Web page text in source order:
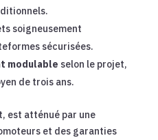
soigneusement
sécurisées.
modulable selon le projet,
de trois ans.
est atténué par une
et des garanties